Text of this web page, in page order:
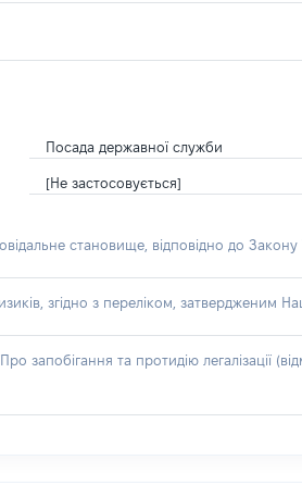
Посада державної служби
[Не застосовується]
становище, відповідно до Закону
згідно з переліком, затвердженим
запобігання та протидію